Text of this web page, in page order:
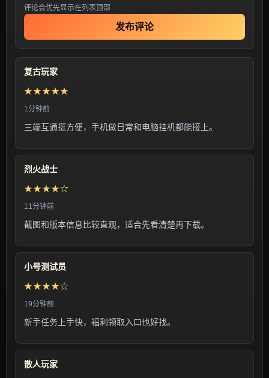
评论会优先显示在列表顶部
发布评论
复古玩家
★★★★★
1分钟前
三端互通挺方便，手机做日常和电脑挂机都能接上。
烈火战士
★★★★☆
11分钟前
截图和版本信息比较直观，适合先看清楚再下载。
小号测试员
★★★★☆
19分钟前
新手任务上手快，福利领取入口也好找。
散人玩家